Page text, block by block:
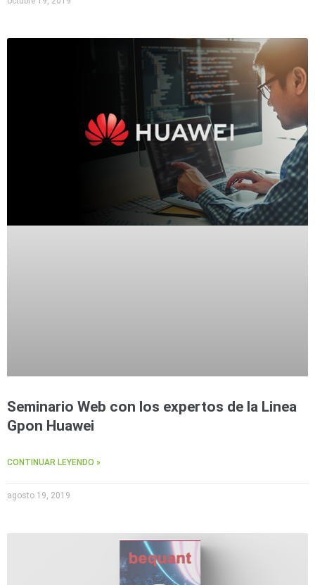
Seminario Web con los expertos de la Linea
Gpon Huawei
CONTINUAR LEYENDO »
agosto 19, 2019